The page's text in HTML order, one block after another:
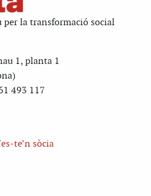
per la transformació social
1, planta 1
493 117
te’n sòcia